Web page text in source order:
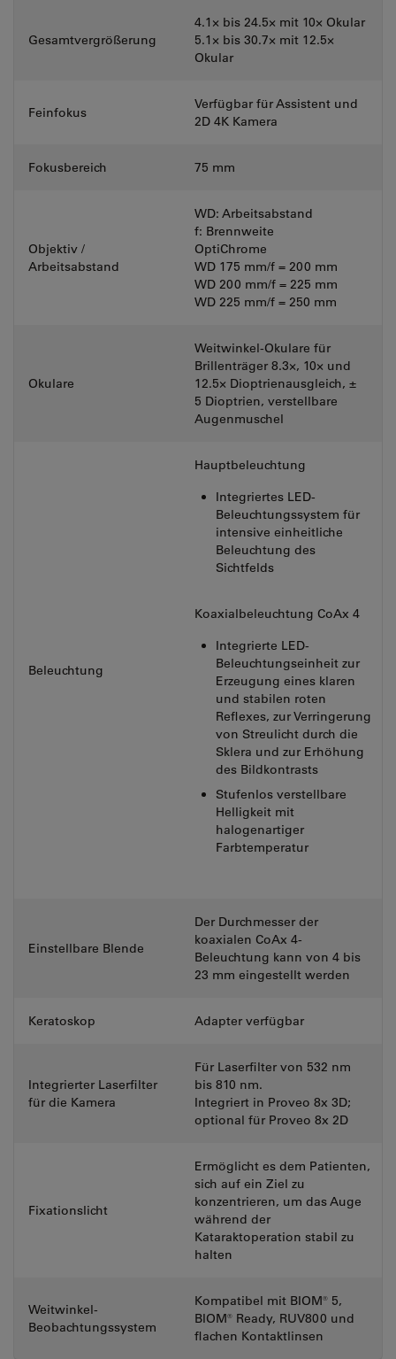
Gesamtvergrößerung
4.1× bis 24.5× mit 10× Okular
5.1× bis 30.7× mit 12.5×
Okular
Feinfokus
Verfügbar für Assistent und
2D 4K Kamera
Fokusbereich 75 mm
Objektiv /
Arbeitsabstand
WD: Arbeitsabstand
f: Brennweite
OptiChrome
WD 175 mm/f = 200 mm
WD 200 mm/f = 225 mm
WD 225 mm/f = 250 mm
Okulare
Weitwinkel-Okulare für
Brillenträger 8.3×, 10× und
12.5× Dioptrienausgleich, ±
5 Dioptrien, verstellbare
Augenmuschel
Beleuchtung
Hauptbeleuchtung
Integriertes LED-
Beleuchtungssystem für
intensive einheitliche
Beleuchtung des
Sichtfelds
Koaxialbeleuchtung CoAx 4
Integrierte LED-
Beleuchtungseinheit zur
Erzeugung eines klaren
und stabilen roten
Reflexes, zur Verringerung
von Streulicht durch die
Sklera und zur Erhöhung
des Bildkontrasts
Stufenlos verstellbare
Helligkeit mit
halogenartiger
Farbtemperatur
Einstellbare Blende
Der Durchmesser der
koaxialen CoAx 4-
Beleuchtung kann von 4 bis
23 mm eingestellt werden
Keratoskop Adapter verfügbar
Integrierter Laserfilter
für die Kamera
Für Laserfilter von 532 nm
bis 810 nm.
Integriert in Proveo 8x 3D;
optional für Proveo 8x 2D
Fixationslicht
Ermöglicht es dem Patienten,
sich auf ein Ziel zu
konzentrieren, um das Auge
während der
Kataraktoperation stabil zu
halten
Weitwinkel-
Beobachtungssystem
Kompatibel mit BIOM® 5,
BIOM® Ready, RUV800 und
flachen Kontaktlinsen